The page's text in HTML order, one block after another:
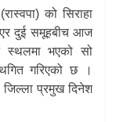
को सिराहा
दुई समूहबीच आज
स्थलमा भएको सो
गरिएको छ ।
जिल्ला प्रमुख दिनेश